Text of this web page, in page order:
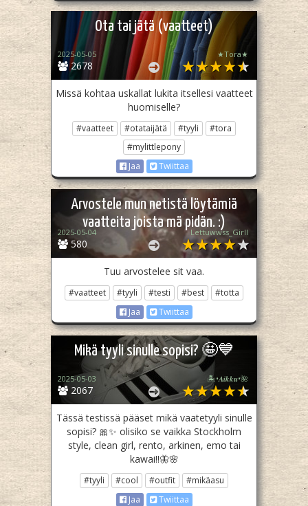
Ota tai jätä (vaatteet)
2678
2025-05-05 ★Tora★
Missä kohtaa uskallat lukita itsellesi vaatteet
huomiselle?
#vaatteet #otataijätä #tyyli
#tora
#mylittlepony
Jaa
Twiittaa
Arvostele mun netistä löytämiä
vaatteita joista mä pidän. :)
580
2025-05-04 Lettuwwss_Girll
Tuu arvostelee sit vaa.
#vaatteet #tyyli #testi #best
#totta
Jaa
Twiittaa
Mikä tyyli sinulle sopisi? 🤩💙
2067
2025-05-03 🏝️•𝑨𝒊𝒌𝒌𝒖•🌺
Tässä testissä pääset mikä vaatetyyli sinulle
sopisi? 🎀✨ olisiko se vaikka Stockholm
style, clean girl, rento, arkinen, emo tai
kawai!!🦋🌸
#tyyli #cool #outfit
#mikäasu
Jaa
Twiittaa